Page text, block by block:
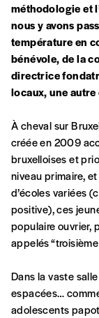
Se
méthodologie et
nous y avons
température en
bénévole, de la
directrice
locaux, une
À cheval sur
créée en 2009
bruxelloises et
niveau primaire,
d’écoles variées
positive), ces
populaire ouvrier,
appelés
Dans la vaste
espacées…
adolescents